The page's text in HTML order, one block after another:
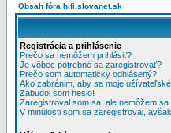
Obsah fóra hifi.slovanet.sk
Registrácia a prihlásenie
Prečo sa nemôžem prihlásiť?
Je vôbec potrebné sa zaregistrovať?
Prečo som automaticky odhlásený?
Ako zabránim, aby sa moje
Zabudol som heslo!
Zaregistroval som sa, ale nemôžem sa
V minulosti som sa zaregistroval,